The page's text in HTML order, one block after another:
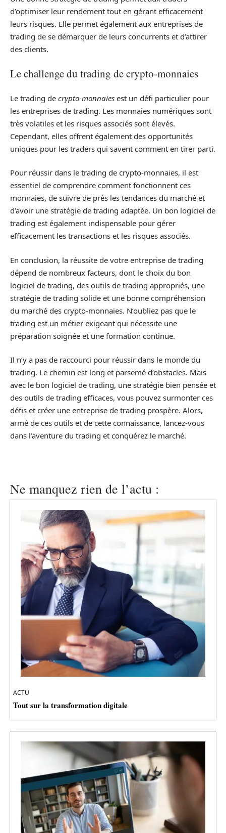
d’optimiser leur rendement tout en gérant efficacement
leurs risques. Elle permet également aux entreprises de
trading de se démarquer de leurs concurrents et d’attirer
des clients.
Le challenge du trading de crypto-monnaies
Le trading de crypto-monnaies est un défi particulier pour
les entreprises de trading. Les monnaies numériques sont
très volatiles et les risques associés sont élevés.
Cependant, elles offrent également des opportunités
uniques pour les traders qui savent comment en tirer parti.
Pour réussir dans le trading de crypto-monnaies, il est
essentiel de comprendre comment fonctionnent ces
monnaies, de suivre de près les tendances du marché et
d’avoir une stratégie de trading adaptée. Un bon logiciel de
trading est également indispensable pour gérer
efficacement les transactions et les risques associés.
En conclusion, la réussite de votre entreprise de trading
dépend de nombreux facteurs, dont le choix du bon
logiciel de trading, des outils de trading appropriés, une
stratégie de trading solide et une bonne compréhension
du marché des crypto-monnaies. N’oubliez pas que le
trading est un métier exigeant qui nécessite une
préparation soignée et une formation continue.
Il n’y a pas de raccourci pour réussir dans le monde du
trading. Le chemin est long et parsemé d’obstacles. Mais
avec le bon logiciel de trading, une stratégie bien pensée et
des outils de trading efficaces, vous pouvez surmonter ces
défis et créer une entreprise de trading prospère. Alors,
armé de ces outils et de cette connaissance, lancez-vous
dans l’aventure du trading et conquérez le marché.
Ne manquez rien de l’actu :
ACTU
Tout sur la transformation digitale